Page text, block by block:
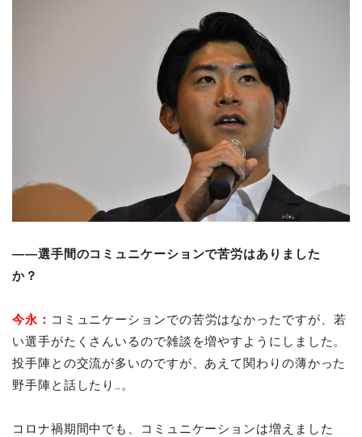
――選手間のコミュニケーションで苦労はありました
か？
今永： コミュニケーションでの苦労はなかったですが、若
い選手がたくさんいるので雑談を増やすようにしました。
投手陣との交流が多いのですが、あえて関わりの薄かった
野手陣と話したり…。
コロナ禍期間中でも、コミュニケーションは増えました